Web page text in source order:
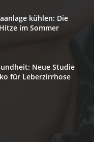
kühlen: Die
im Sommer
Neue Studie
für Leberzirrhose